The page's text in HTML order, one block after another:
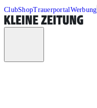
ClubShopTrauerportalWerbung